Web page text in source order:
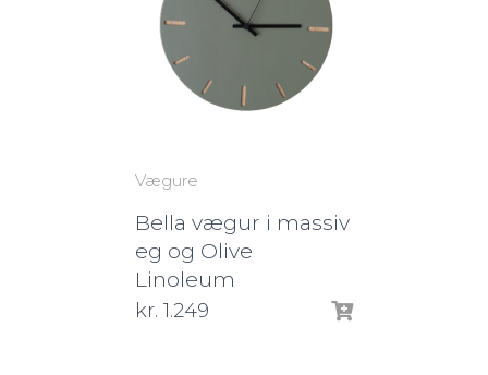
Vægure
Bella vægur i massiv
eg og Olive
Linoleum
kr. 1.249